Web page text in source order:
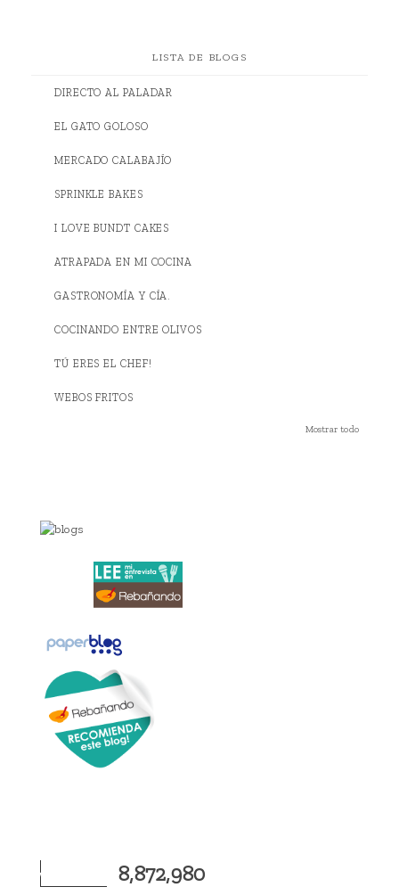
LISTA DE BLOGS
DIRECTO AL PALADAR
EL GATO GOLOSO
MERCADO CALABAJÍO
SPRINKLE BAKES
I LOVE BUNDT CAKES
ATRAPADA EN MI COCINA
GASTRONOMÍA Y CÍA.
COCINANDO ENTRE OLIVOS
TÚ ERES EL CHEF!
WEBOS FRITOS
Mostrar todo
8,872,980